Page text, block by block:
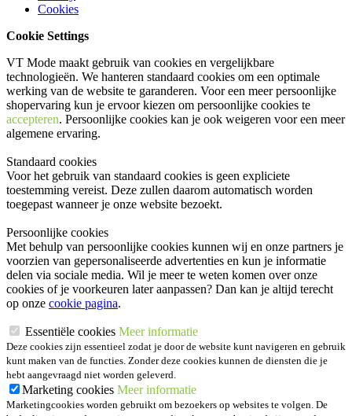
Cookies
Cookie Settings
VT Mode maakt gebruik van cookies en vergelijkbare
technologieën. We hanteren standaard cookies om een optimale
werking van de website te garanderen. Voor een meer persoonlijke
shopervaring kun je ervoor kiezen om persoonlijke cookies te
accepteren. Persoonlijke cookies kan je ook weigeren voor een meer
algemene ervaring.
Standaard cookies
Voor het gebruik van standaard cookies is geen expliciete
toestemming vereist. Deze zullen daarom automatisch worden
toegepast wanneer je onze website bezoekt.
Persoonlijke cookies
Met behulp van persoonlijke cookies kunnen wij en onze partners je
voorzien van gepersonaliseerde advertenties en kun je informatie
delen via sociale media. Wil je meer te weten komen over onze
cookies of je voorkeuren later aanpassen? Dan kan je altijd terecht
op onze cookie pagina.
Essentiële cookies Meer informatie
Deze cookies zijn essentieel zodat je door de website kunt navigeren en gebruik
kunt maken van de functies. Zonder deze cookies kunnen de diensten die je
hebt aangevraagd niet worden geleverd.
Marketing cookies Meer informatie
Marketingcookies worden gebruikt om bezoekers op websites te volgen. De